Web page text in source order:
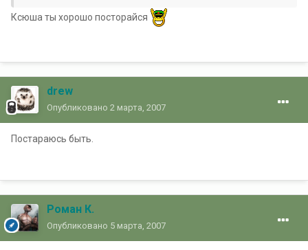
Ксюша ты хорошо посторайся
drew
Опубликовано 2 марта, 2007
Постараюсь быть.
Роман К.
Опубликовано 5 марта, 2007